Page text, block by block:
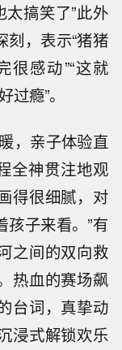
太搞笑了”此外
刻，表示“猪猪
很感动”“这就
瘾”。
，亲子体验直
全神贯注地观
得很细腻，对
孩子来看。”有
之间的双向救
热血的赛场飙
台词，真挚动
浸式解锁欢乐